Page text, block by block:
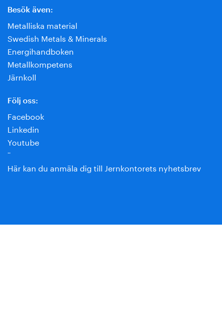
Besök även:
Metalliska material
Swedish Metals & Minerals
Energihandboken
Metallkompetens
Järnkoll
Följ oss:
Facebook
Linkedin
Youtube
¨
Här kan du anmäla dig till Jernkontorets nyhetsbrev